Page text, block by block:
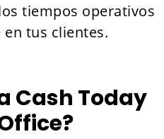
tiempos operativos
tus clientes.
Cash Today